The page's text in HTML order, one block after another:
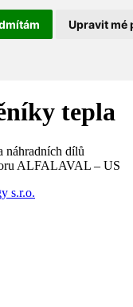
Upravit mé
tepla
náhradních dílů
ALFALAVAL – US